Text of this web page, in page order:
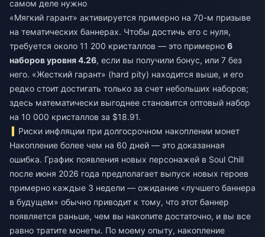
самом деле нужно
«Мягкий гарант» активируется примерно на 70-м призыве
на тематических баннерах. Чтобы достичь его с нуля,
требуется около 11 200 кристаллов — это примерно 6
наборов уровня 4.26, если вы получили бонус, или 7 без
него. «Жесткий гарант» (hard pity) находится выше, и его
редко стоит достигать только за счет небольших наборов;
здесь математически выгоднее становится оптовый набор
на 10 000 кристаллов за $18.91.
Риски инфляции при долгосрочном накоплении монет
Накопление более чем на 60 дней — это доказанная
ошибка. График появления новых персонажей в Soul Chill
после июня 2026 года предполагает выпуск новых героев
примерно каждые 3 недели — ожидание «лучшего баннера
в будущем» обычно приводит к тому, что этот баннер
появляется раньше, чем вы накопите достаточно, и вы все
равно тратите монеты. По моему опыту, накопление